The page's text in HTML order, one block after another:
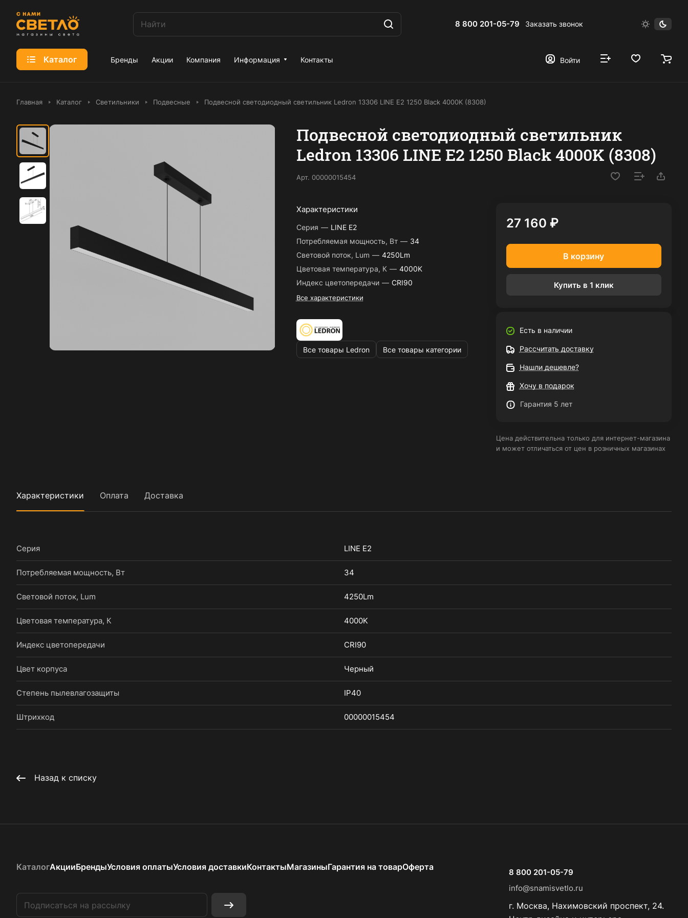
8 800 201-05-79 Заказать звонок
Каталог Бренды Акции Компания Информация Контакты Войти
Главная Каталог Светильники Подвесные Подвесной светодиодный светильник Ledron 13306 LINE E2 1250 Black 4000K (8308)
Подвесной светодиодный светильник
Ledron 13306 LINE E2 1250 Black 4000K (8308)
Арт. 00000015454
Характеристики
Серия — LINE E2
Потребляемая мощность, Вт — 34
Световой поток, Lum — 4250Lm
Цветовая температура, К — 4000K
Индекс цветопередачи — CRI90
Все характеристики
Все товары Ledron Все товары категории
27 160 ₽
В корзину
Купить в 1 клик
Есть в наличии
Рассчитать доставку
Нашли дешевле?
Хочу в подарок
Гарантия 5 лет
Цена действительна только для интернет-магазина
и может отличаться от цен в розничных магазинах
Характеристики Оплата Доставка
Серия LINE E2
Потребляемая мощность, Вт 34
Световой поток, Lum 4250Lm
Цветовая температура, К 4000K
Индекс цветопередачи CRI90
Цвет корпуса Черный
Степень пылевлагозащиты IP40
Штрихкод 00000015454
Назад к списку
КаталогАкцииБрендыУсловия оплатыУсловия доставкиКонтактыМагазиныГарантия на товарОферта
8 800 201-05-79
info@snamisvetlo.ru
г. Москва, Нахимовский проспект, 24.